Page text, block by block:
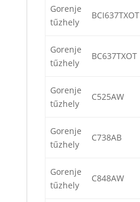
Gorenje
tűzhely
BCI637TXOT
Gorenje
tűzhely
BC637TXOT
Gorenje
tűzhely
C525AW
Gorenje
tűzhely
C738AB
Gorenje
tűzhely
C848AW